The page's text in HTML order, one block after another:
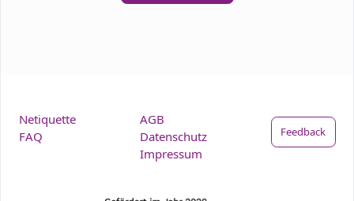
Netiquette
FAQ
AGB
Datenschutz
Impressum
Feedback